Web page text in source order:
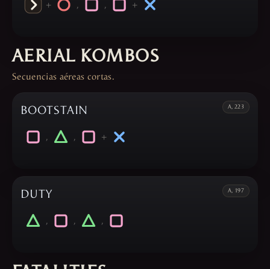
+ , , +
AERIAL KOMBOS
Secuencias aéreas cortas.
BOOTSTAIN A, 223
, , +
DUTY A, 197
, , ,